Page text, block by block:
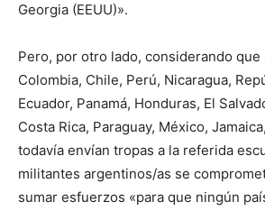
Georgia (EEUU)».
Pero, por otro lado, considerando que
Colombia, Chile, Perú, Nicaragua,
Ecuador, Panamá, Honduras, El
Costa Rica, Paraguay, México,
todavía envían tropas a la referida
militantes argentinos/as se
sumar esfuerzos «para que ningún